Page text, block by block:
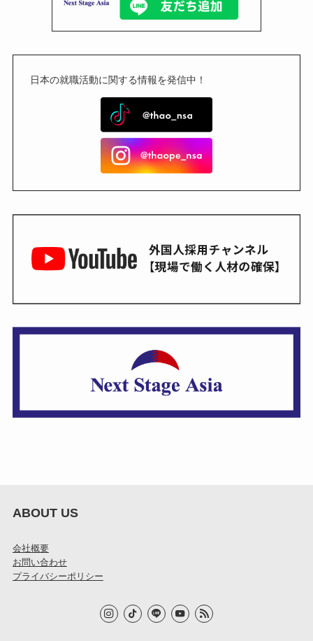
日本の就職活動に関する情報を発信中！
ABOUT US
会社概要
お問い合わせ
プライバシーポリシー